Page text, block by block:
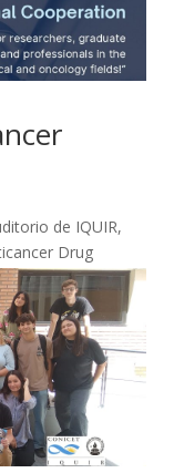
de IQUIR,
Drug